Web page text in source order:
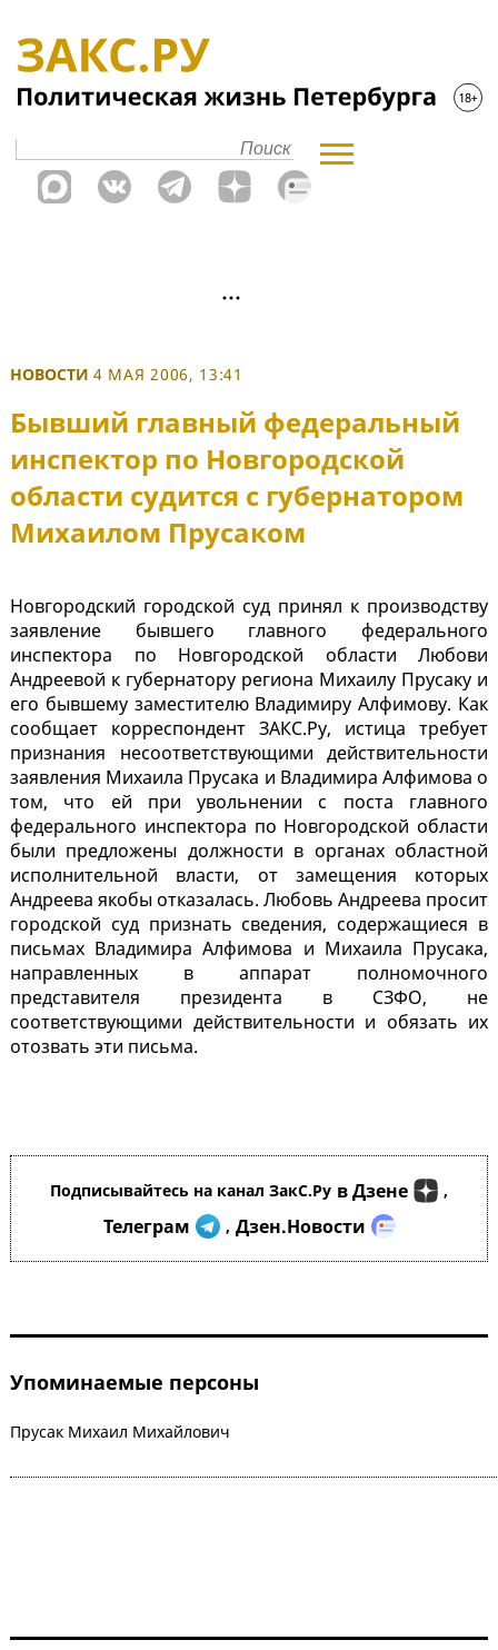
НОВОСТИ 4 МАЯ 2006, 13:41
Бывший главный федеральный
инспектор по Новгородской
области судится с губернатором
Михаилом Прусаком
Новгородский городской суд принял к производству
заявление бывшего главного федерального
инспектора по Новгородской области Любови
Андреевой к губернатору региона Михаилу Прусаку и
его бывшему заместителю Владимиру Алфимову. Как
сообщает корреспондент ЗАКС.Ру, истица требует
признания несоответствующими действительности
заявления Михаила Прусака и Владимира Алфимова о
том, что ей при увольнении с поста главного
федерального инспектора по Новгородской области
были предложены должности в органах областной
исполнительной власти, от замещения которых
Андреева якобы отказалась. Любовь Андреева просит
городской суд признать сведения, содержащиеся в
письмах Владимира Алфимова и Михаила Прусака,
направленных в аппарат полномочного
представителя президента в СЗФО, не
соответствующими действительности и обязать их
отозвать эти письма.
Подписывайтесь на канал ЗакС.Ру в Дзене ,
Телеграм , Дзен.Новости
Упоминаемые персоны
Прусак Михаил Михайлович